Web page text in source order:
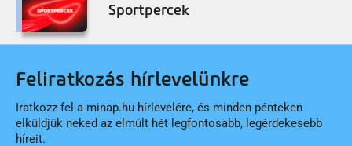
Sportpercek
Feliratkozás hírlevelünkre
Iratkozz fel a minap.hu hírlevelére, és minden pénteken
elküldjük neked az elmúlt hét legfontosabb, legérdekesebb
híreit.